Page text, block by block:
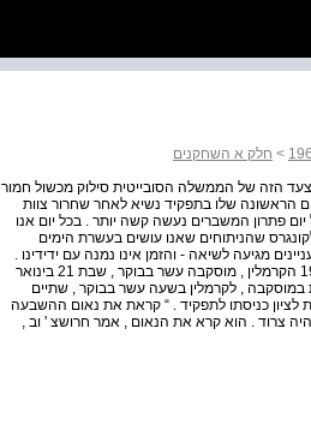
> חלק א השחקנים
הזה של הממשלה הסובייטית סילוק מכשול חמור
הראשונה שלו בתפקיד נשיא לאחר שחרור צוות
נוסף משבר חדש . בכל יום פתרון המשברים נעשה קשה יותר . בכל יום אנו
שהניתוחים שאנו עושים בעשרת הימים
מגיעה לשיאה - והזמן אינו נמנה עם ידידינו .
הנשיא קנדי כעבור חמישה ימים , בנאומו על מצב האומה , 30 בינואר 1961 הקרמלין , מוסקבה עשר בבוקר , שבת 21 בינואר
במוסקבה , לקרמלין בשעה עשר בבוקר , שתיים
לציון כניסתו לתפקיד . “ קראת את נאום ההשבעה
צרוד . הוא קרא את הנאום , אמר חרושצ ' וב ,